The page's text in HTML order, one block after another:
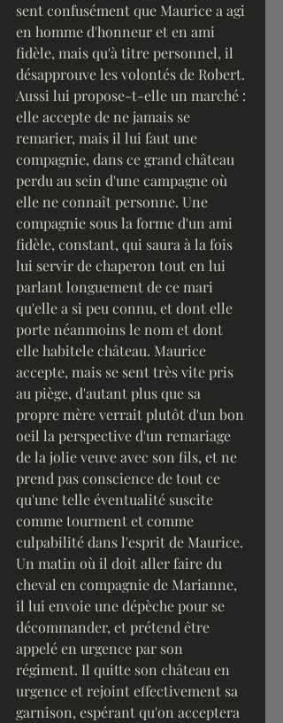
sent confusément que Maurice a agi
en homme d'honneur et en ami
fidèle, mais qu'à titre personnel, il
désapprouve les volontés de Robert.
Aussi lui propose-t-elle un marché :
elle accepte de ne jamais se
remarier, mais il lui faut une
compagnie, dans ce grand château
perdu au sein d'une campagne où
elle ne connaît personne. Une
compagnie sous la forme d'un ami
fidèle, constant, qui saura à la fois
lui servir de chaperon tout en lui
parlant longuement de ce mari
qu'elle a si peu connu, et dont elle
porte néanmoins le nom et dont
elle habitele château. Maurice
accepte, mais se sent très vite pris
au piège, d'autant plus que sa
propre mère verrait plutôt d'un bon
oeil la perspective d'un remariage
de la jolie veuve avec son fils, et ne
prend pas conscience de tout ce
qu'une telle éventualité suscite
comme tourment et comme
culpabilité dans l'esprit de Maurice.
Un matin où il doit aller faire du
cheval en compagnie de Marianne,
il lui envoie une dépèche pour se
décommander, et prétend être
appelé en urgence par son
régiment. Il quitte son château en
urgence et rejoint effectivement sa
garnison, espérant qu'on acceptera